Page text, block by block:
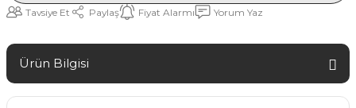
Tavsiye Et Paylaş Fiyat Alarmı Yorum Yaz
Ürün Bilgisi